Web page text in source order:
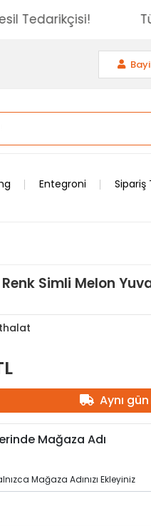
Nesil Tedarikçisi!
Entegroni Sipariş
Simli Melon
Aynı
Mağaza Adı
Mağaza Adınızı Ekleyiniz